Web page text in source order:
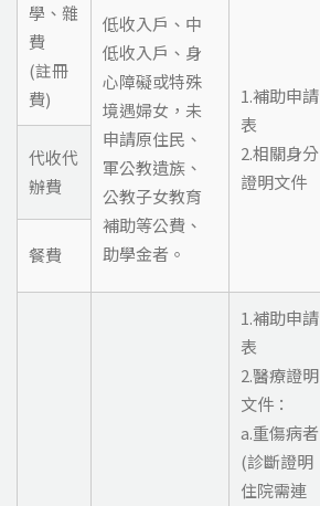
學、雜
費
(註冊
費)
低收入戶、中
低收入戶、身
心障礙或特殊
境遇婦女，未
申請原住民、
軍公教遺族、
公教子女教育
補助等公費、
助學金者。
1.補助申請
表
2.相關身分
證明文件
代收代
辦費
餐費
1.補助申請
表
2.醫療證明
文件：
a.重傷病者
(診斷證明
住院需連